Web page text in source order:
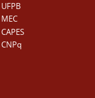
UFPB
MEC
CAPES
CNPq